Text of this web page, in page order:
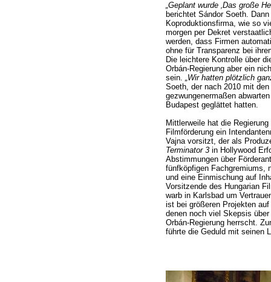
„Geplant wurde ‚Das große
berichtet Sándor Soeth.
Koproduktionsfirma, wie so
morgen per Dekret
werden, dass Firmen
ohne für Transparenz bei
Die leichtere Kontrolle über
Orbán-Regierung aber ein
sein. „Wir hatten plötzlich
Soeth, der nach 2010 mit
gezwungenermaßen
Budapest geglättet hatten.
Mittlerweile hat die
Filmförderung ein
Vajna vorsitzt, der als
Terminator 3in Hollywood
Abstimmungen über
fünfköpfigen Fachgremiums,
und eine Einmischung auf
Vorsitzende des Hungarian
warb in Karlsbad um
ist bei größeren Projekten
denen noch viel Skepsis
Orbán-Regierung herrscht.
führte die Geduld mit seinen